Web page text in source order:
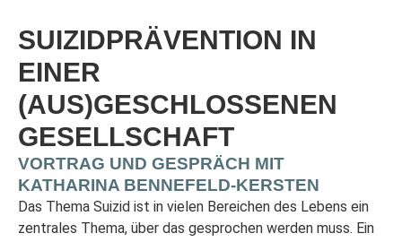
SUIZIDPRÄVENTION IN
EINER
(AUS)GESCHLOSSENEN
GESELLSCHAFT
VORTRAG UND GESPRÄCH MIT
KATHARINA BENNEFELD-KERSTEN
Das Thema Suizid ist in vielen Bereichen des Lebens ein
zentrales Thema, über das gesprochen werden muss. Ein